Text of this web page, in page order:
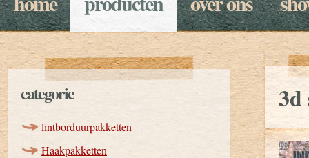
categorie
lintborduurpakketten
Haakpakketten
3d